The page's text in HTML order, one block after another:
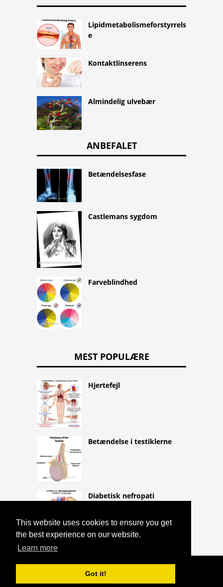
This website uses cookies to ensure you get
the best experience on our website.
Learn more
Got it!
Lipidmetabolismeforstyrrels
e
Kontaktlinserens
Almindelig ulvebær
ANBEFALET
Betændelsesfase
Castlemans sygdom
Farveblindhed
MEST POPULÆRE
Hjertefejl
Betændelse i testiklerne
Diabetisk nefropati
COPYRIGHT 2026 HTTPS://CQLIFE.NET